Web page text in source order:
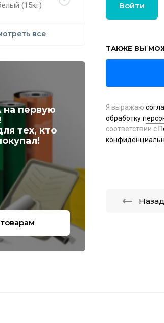
(15кг)
все
первую
тех, кто
Войти
ТАКЖЕ ВЫ
Я выражаю
обработку
соответствии с
Назад